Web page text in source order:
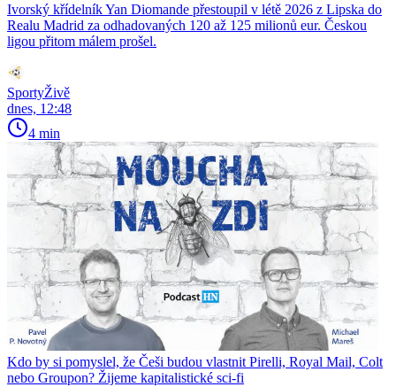
Ivorský křídelník Yan Diomande přestoupil v létě 2026 z Lipska do
Realu Madrid za odhadovaných 120 až 125 milionů eur. Českou
ligou přitom málem prošel.
SportyŽivě
dnes, 12:48
4 min
Kdo by si pomyslel, že Češi budou vlastnit Pirelli, Royal Mail, Colt
nebo Groupon? Žijeme kapitalistické sci-fi